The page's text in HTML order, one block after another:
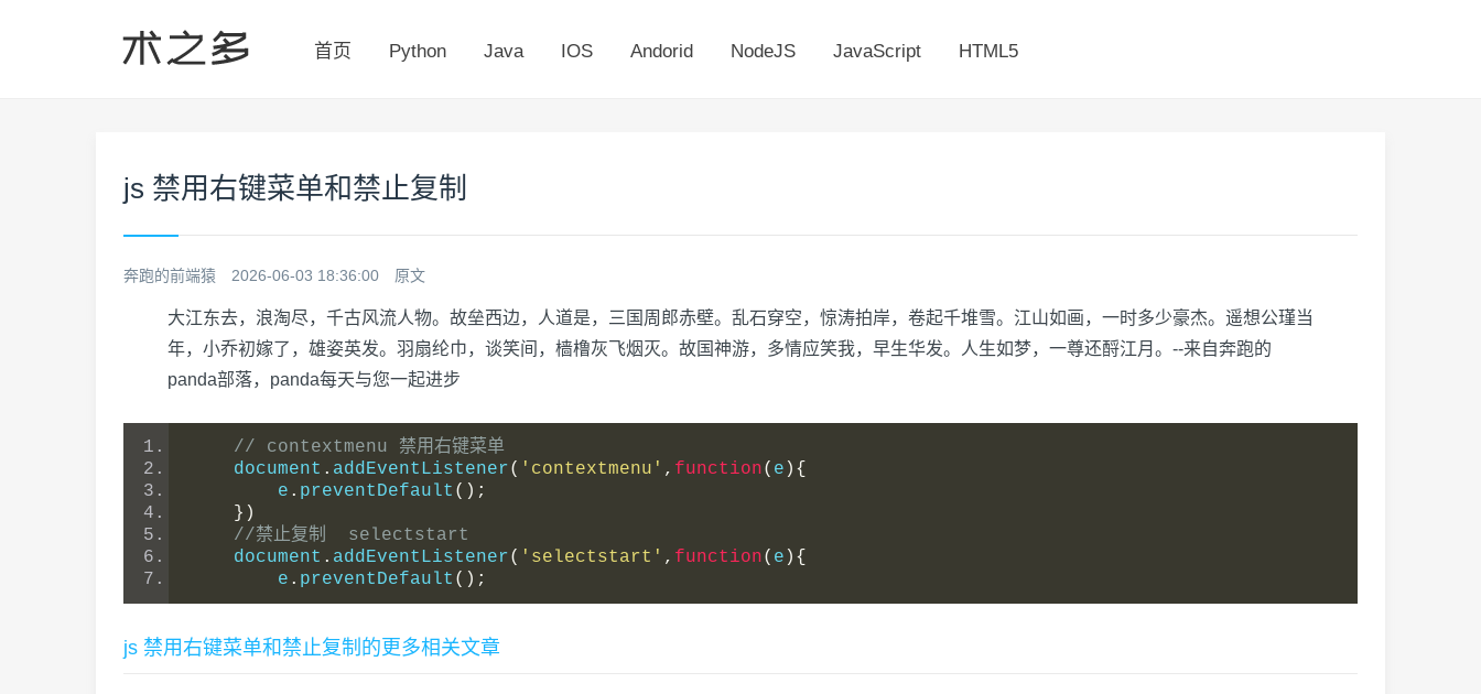
首页 Python Java IOS Andorid NodeJS JavaScript HTML5
js 禁用右键菜单和禁止复制
奔跑的前端猿 2026-06-03 18:36:00 原文
大江东去，浪淘尽，千古风流人物。故垒西边，人道是，三国周郎赤壁。乱石穿空，惊涛拍岸，卷起千堆雪。江山如画，一时多少豪杰。遥想公瑾当
年，小乔初嫁了，雄姿英发。羽扇纶巾，谈笑间，樯橹灰飞烟灭。故国神游，多情应笑我，早生华发。人生如梦，一尊还酹江月。--来自奔跑的
panda部落，panda每天与您一起进步
// contextmenu 禁用右键菜单
    document
. addEventListener( 'contextmenu' , function( e ){
        e
. preventDefault ();
})
//禁止复制  selectstart
    document
. addEventListener( 'selectstart' , function( e ){
        e
. preventDefault ();
js 禁用右键菜单和禁止复制的更多相关文章